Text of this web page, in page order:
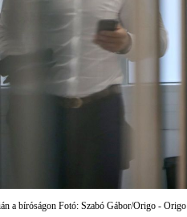
a bíróságon Fotó: Szabó Gábor/Origo - Origo